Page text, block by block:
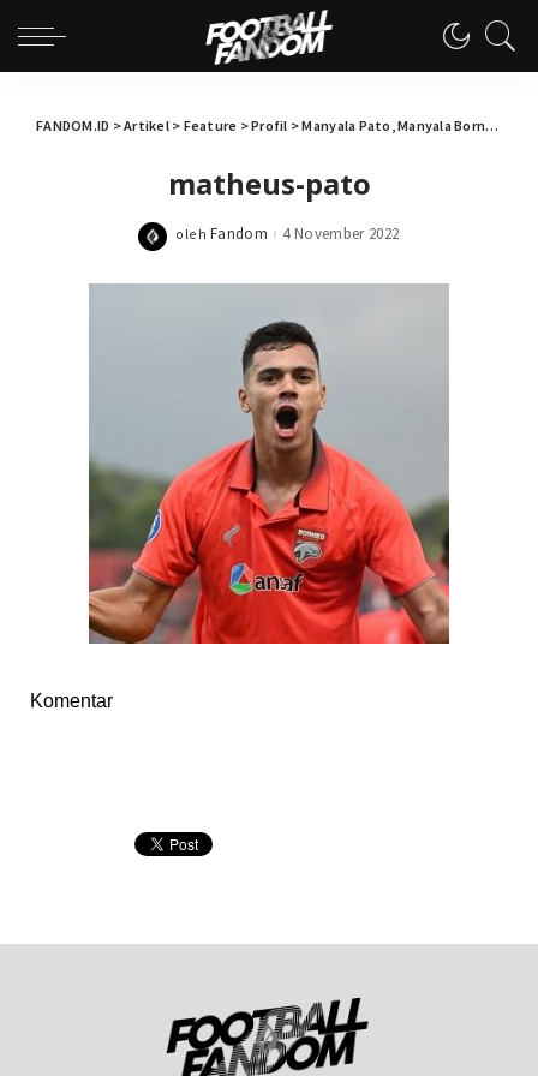
FANDOM.ID >Artikel> Feature >Profil >Manyala Pato, Manyala Borneo!
matheus-pato
Posted
oleh Fandom 4 November 2022
Komentar